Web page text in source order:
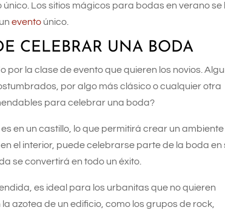
Los sitios mágicos para bodas en verano se
evento único.
CELEBRAR UNA BODA
la clase de evento que quieren los novios.
por algo más clásico o cualquier otra
para celebrar una boda?
en un castillo, lo que permitirá crear un
el interior, puede celebrarse parte de la boda en
se convertirá en todo un éxito.
es ideal para los urbanitas que no quieren
azotea de un edificio, como los grupos de rock,